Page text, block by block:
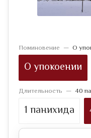
Поминовение — О
О упокоении
Длительность — 40
1 панихида